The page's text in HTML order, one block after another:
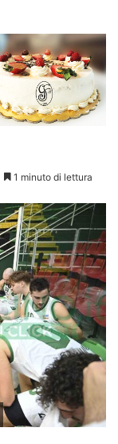
1 minuto di lettura